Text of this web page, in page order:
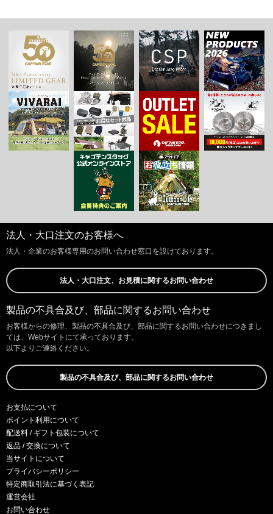
法人・大口注文のお客様へ
法人・企業のお客様専用のお問い合わせ窓口を設けております。
法人・大口注文、お見積に関するお問い合わせ
製品の不具合及び、部品に関するお問い合わせ
お客様からの修理、製品の不具合及び、部品に関するお問い合わせにつきまし
ては、Webサイトにて承っております。
以下よりご連絡ください。
製品の不具合及び、部品に関するお問い合わせ
お支払について
ポイント利用について
配送料 / ギフト包装について
返品 / 交換について
当サイトについて
プライバシーポリシー
特定商取引法に基づく表記
運営会社
お問い合わせ